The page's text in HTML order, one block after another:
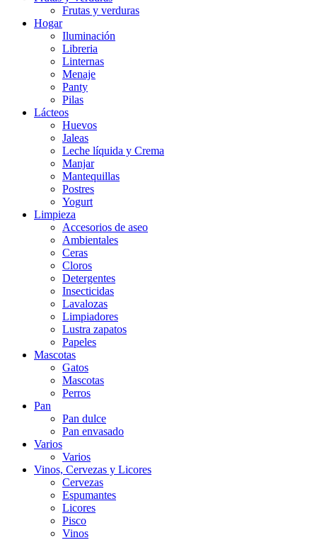
Frutas y verduras
Hogar
Iluminación
Libreria
Linternas
Menaje
Panty
Pilas
Lácteos
Huevos
Jaleas
Leche líquida y Crema
Manjar
Mantequillas
Postres
Yogurt
Limpieza
Accesorios de aseo
Ambientales
Ceras
Cloros
Detergentes
Insecticidas
Lavalozas
Limpiadores
Lustra zapatos
Papeles
Mascotas
Gatos
Mascotas
Perros
Pan
Pan dulce
Pan envasado
Varios
Varios
Vinos, Cervezas y Licores
Cervezas
Espumantes
Licores
Pisco
Vinos